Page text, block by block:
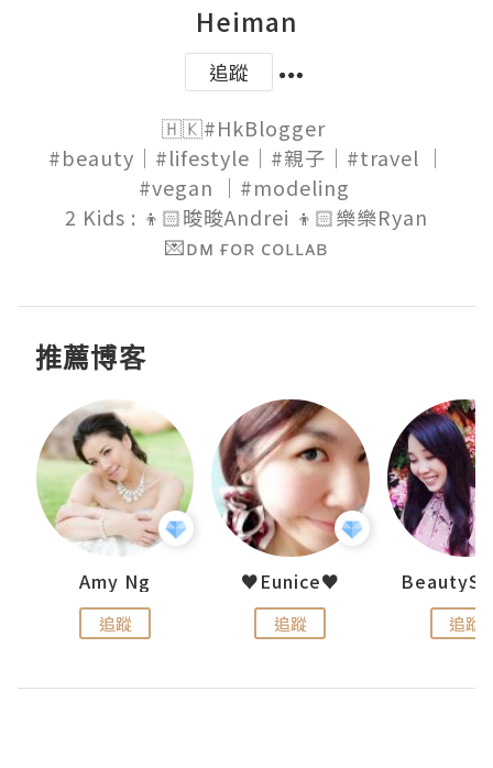
Heiman
追蹤
🇭🇰#HkBlogger
#beauty｜#lifestyle｜#親子｜#travel ｜
#vegan ｜#modeling
2 Kids : 👦🏻晙晙Andrei 👦🏻樂樂Ryan
💌ᴅᴍ ғᴏʀ ᴄᴏʟʟᴀʙ
推薦博客
Amy Ng
追蹤
♥Eunice♥
追蹤 追蹤